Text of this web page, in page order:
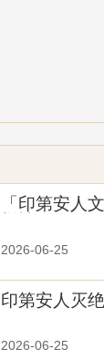
「印第安人
2026-06-25
印第安人灭
2026-06-25